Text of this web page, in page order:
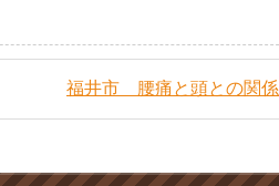
福井市 腰痛と頭との関